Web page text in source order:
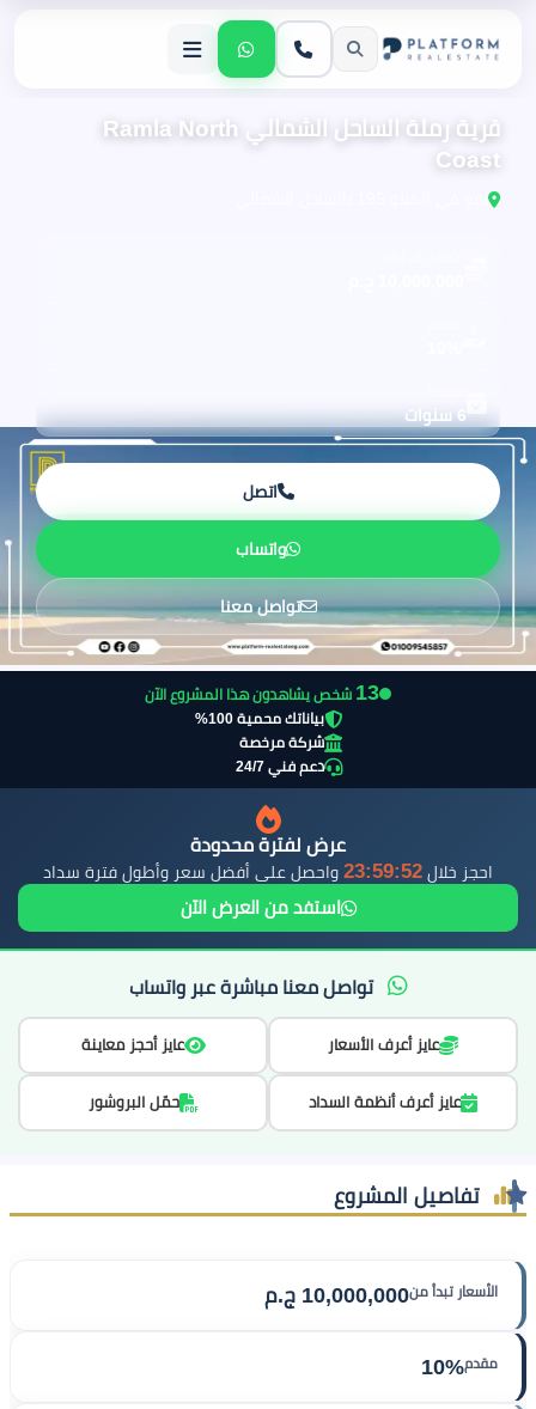
قرية رملة الساحل الشمالي Ramla North
Coast
6 سنوات
اتصل
واتساب
تواصل معنا
14 شخص يشاهدون هذا المشروع الآن
بياناتك محمية 100%
شركة مرخصة
دعم فني 24/7
عرض لفترة محدودة
احجز خلال 23:59:51 واحصل على أفضل سعر وأطول فترة سداد
استفد من العرض الآن
تواصل معنا مباشرة عبر واتساب
عايز أعرف الأسعار عايز أحجز معاينة
عايز أعرف أنظمة السداد حمّل البروشور
تفاصيل المشروع
الأسعار تبدأ من10,000,000 ج.م
مقدم10%